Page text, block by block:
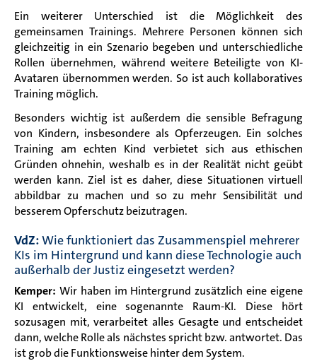
Ein weiterer Unterschied ist die Möglichkeit des
gemeinsamen Trainings. Mehrere Personen können sich
gleichzeitig in ein Szenario begeben und unterschiedliche
Rollen übernehmen, während weitere Beteiligte von KI-
Avataren übernommen werden. So ist auch kollaboratives
Training möglich.
Besonders wichtig ist außerdem die sensible Befragung
von Kindern, insbesondere als Opferzeugen. Ein solches
Training am echten Kind verbietet sich aus ethischen
Gründen ohnehin, weshalb es in der Realität nicht geübt
werden kann. Ziel ist es daher, diese Situationen virtuell
abbildbar zu machen und so zu mehr Sensibilität und
besserem Opferschutz beizutragen.
VdZ:Wie funktioniert das Zusammenspiel mehrerer
KIs im Hintergrund und kann diese Technologie auch
außerhalb der Justiz eingesetzt werden?
Kemper: Wir haben im Hintergrund zusätzlich eine eigene
KI entwickelt, eine sogenannte Raum-KI. Diese hört
sozusagen mit, verarbeitet alles Gesagte und entscheidet
dann, welche Rolle als nächstes spricht bzw. antwortet. Das
ist grob die Funktionsweise hinter dem System.